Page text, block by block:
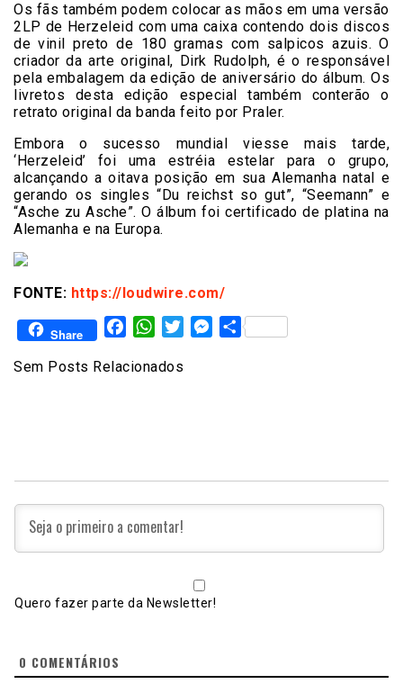
Os fãs também podem colocar as mãos em uma versão
2LP de Herzeleid com uma caixa contendo dois discos
de vinil preto de 180 gramas com salpicos azuis. O
criador da arte original, Dirk Rudolph, é o responsável
pela embalagem da edição de aniversário do álbum. Os
livretos desta edição especial também conterão o
retrato original da banda feito por Praler.
Embora o sucesso mundial viesse mais tarde,
‘Herzeleid’ foi uma estréia estelar para o grupo,
alcançando a oitava posição em sua Alemanha natal e
gerando os singles “Du reichst so gut”, “Seemann” e
“Asche zu Asche”. O álbum foi certificado de platina na
Alemanha e na Europa.
FONTE: https://loudwire.com/
Share FacebookWhatsAppTwitterMessenger
Share
Sem Posts Relacionados
Quero fazer parte da Newsletter!
0 COMENTÁRIOS